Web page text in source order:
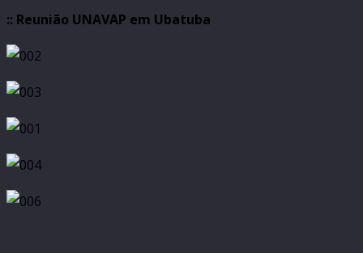
:: Reunião UNAVAP em Ubatuba